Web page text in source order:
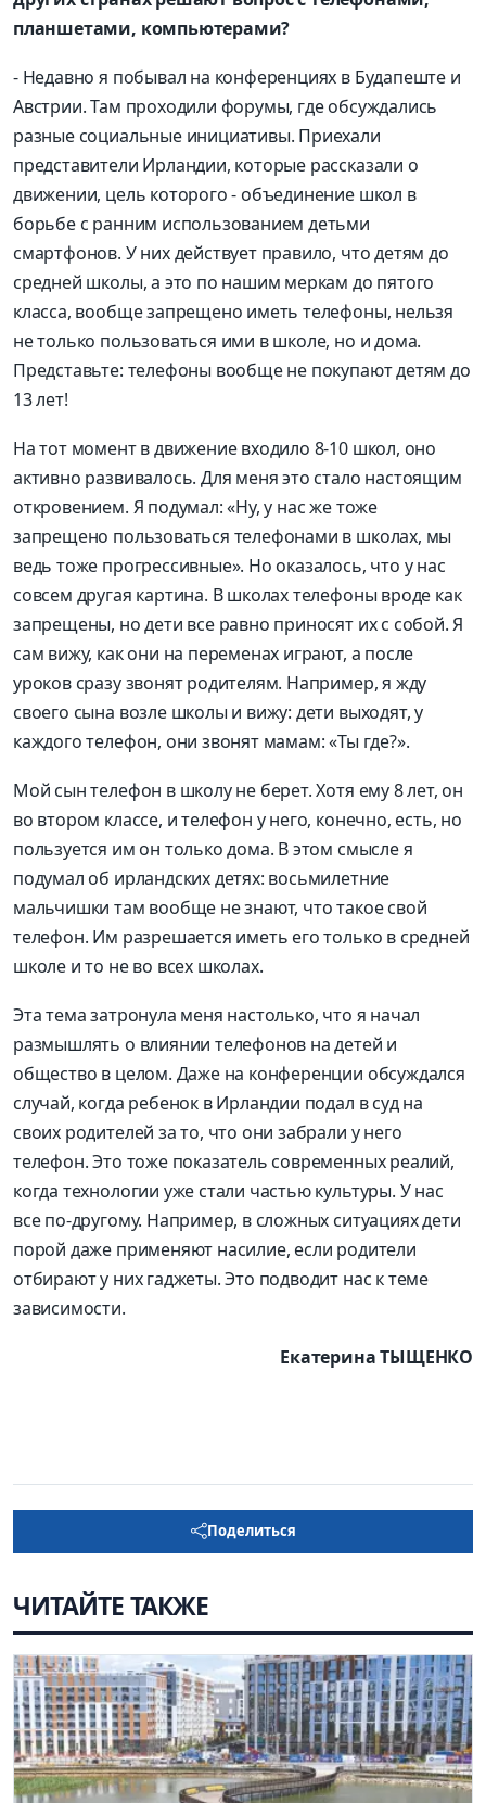
планшетами, компьютерами?
- Недавно я побывал на конференциях в Будапеште и
Австрии. Там проходили форумы, где обсуждались
разные социальные инициативы. Приехали
представители Ирландии, которые рассказали о
движении, цель которого - объединение школ в
борьбе с ранним использованием детьми
смартфонов. У них действует правило, что детям до
средней школы, а это по нашим меркам до пятого
класса, вообще запрещено иметь телефоны, нельзя
не только пользоваться ими в школе, но и дома.
Представьте: телефоны вообще не покупают детям до
13 лет!
На тот момент в движение входило 8-10 школ, оно
активно развивалось. Для меня это стало настоящим
откровением. Я подумал: «Ну, у нас же тоже
запрещено пользоваться телефонами в школах, мы
ведь тоже прогрессивные». Но оказалось, что у нас
совсем другая картина. В школах телефоны вроде как
запрещены, но дети все равно приносят их с собой. Я
сам вижу, как они на переменах играют, а после
уроков сразу звонят родителям. Например, я жду
своего сына возле школы и вижу: дети выходят, у
каждого телефон, они звонят мамам: «Ты где?».
Мой сын телефон в школу не берет. Хотя ему 8 лет, он
во втором классе, и телефон у него, конечно, есть, но
пользуется им он только дома. В этом смысле я
подумал об ирландских детях: восьмилетние
мальчишки там вообще не знают, что такое свой
телефон. Им разрешается иметь его только в средней
школе и то не во всех школах.
Эта тема затронула меня настолько, что я начал
размышлять о влиянии телефонов на детей и
общество в целом. Даже на конференции обсуждался
случай, когда ребенок в Ирландии подал в суд на
своих родителей за то, что они забрали у него
телефон. Это тоже показатель современных реалий,
когда технологии уже стали частью культуры. У нас
все по-другому. Например, в сложных ситуациях дети
порой даже применяют насилие, если родители
отбирают у них гаджеты. Это подводит нас к теме
зависимости.
Екатерина ТЫЩЕНКО
Поделиться
ЧИТАЙТЕ ТАКЖЕ